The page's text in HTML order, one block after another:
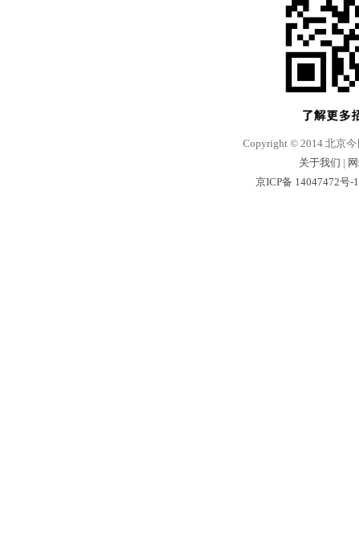
Copyright © 2014 北京今
关于我们 |
京ICP备 14047472号-